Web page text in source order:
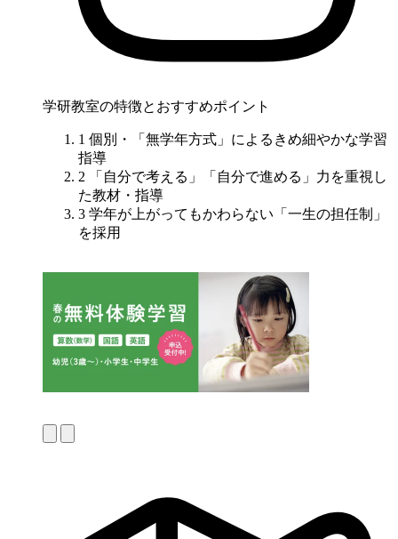
学研教室の特徴とおすすめポイント
1 個別・「無学年方式」 によるきめ細やかな学習
指導
2
「自分で考える」「自分で進める」力 を重視し
た教材・指導
3 学年が上がってもかわらない 「一生の担任制」
を採用